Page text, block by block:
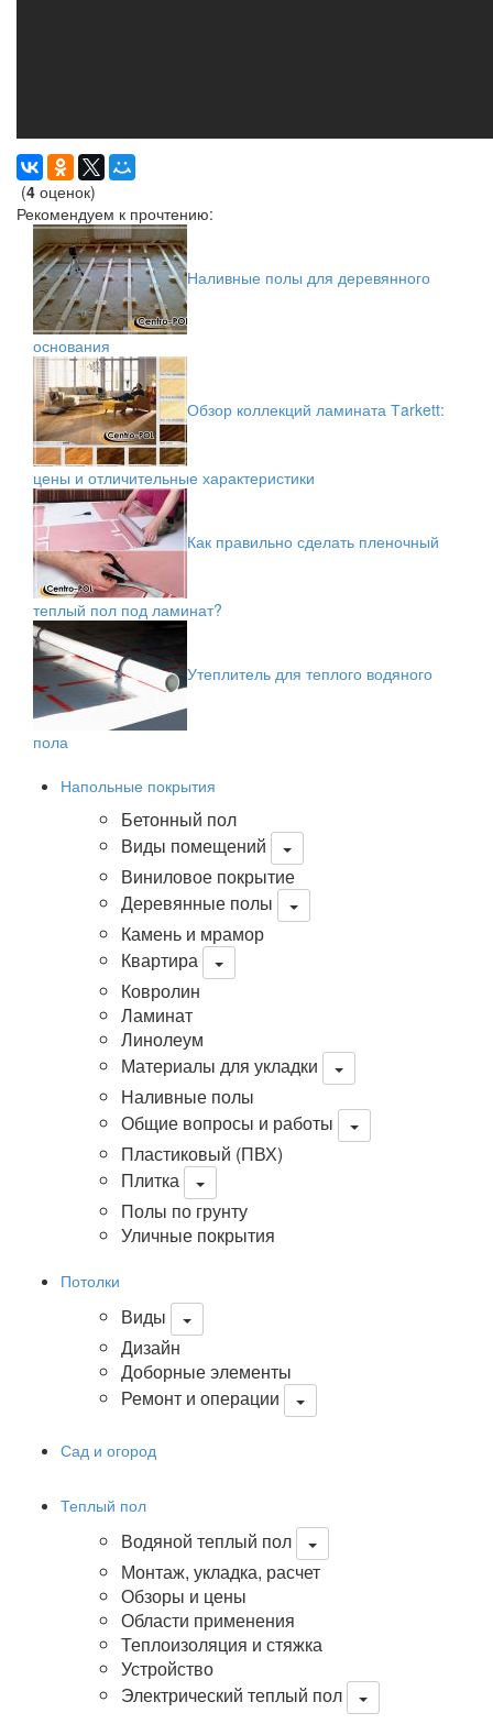
(4 оценок)
Рекомендуем к прочтению:
Наливные полы для деревянного
основания
Обзор коллекций ламината Тarkett:
цены и отличительные характеристики
Как правильно сделать пленочный
теплый пол под ламинат?
Утеплитель для теплого водяного
пола
Напольные покрытия
Бетонный пол
Виды помещений
Виниловое покрытие
Деревянные полы
Камень и мрамор
Квартира
Ковролин
Ламинат
Линолеум
Материалы для укладки
Наливные полы
Общие вопросы и работы
Пластиковый (ПВХ)
Плитка
Полы по грунту
Уличные покрытия
Потолки
Виды
Дизайн
Доборные элементы
Ремонт и операции
Сад и огород
Теплый пол
Водяной теплый пол
Монтаж, укладка, расчет
Обзоры и цены
Области применения
Теплоизоляция и стяжка
Устройство
Электрический теплый пол